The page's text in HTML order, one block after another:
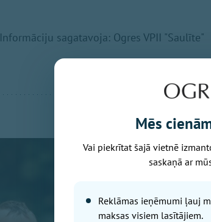
Informāciju sagatavoja: Ogres VPII "Saulīte"
Mēs
Vai piekrītat šajā vietnē
saskaņā ar
Reklāmas ieņēmumi ļauj
maksas visiem lasītājiem.